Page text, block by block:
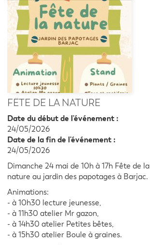
FÊTE DE LA NATURE
Date du début de l'événement :
24/05/2026
Date de la fin de l'événement :
24/05/2026
Dimanche 24 mai de 10h à 17h Fête de la
nature au jardin des papotages à Barjac.
Animations:
- à 10h30 lecture jeunesse,
- à 11h30 atelier Mr gazon,
- à 14h30 atelier Petites bêtes,
- à 15h30 atelier Boule à graines.